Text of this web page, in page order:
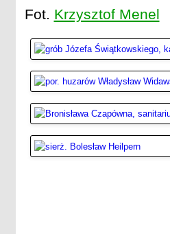
Fot. Krzysztof Menel